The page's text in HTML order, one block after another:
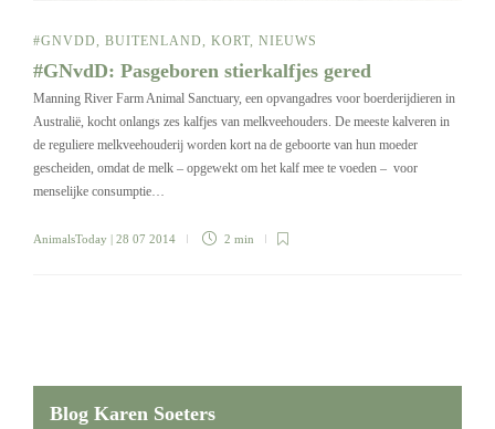
#GNVDD, BUITENLAND, KORT, NIEUWS
#GNvdD: Pasgeboren stierkalfjes gered
Manning River Farm Animal Sanctuary, een opvangadres voor boerderijdieren in
Australië, kocht onlangs zes kalfjes van melkveehouders. De meeste kalveren in
de reguliere melkveehouderij worden kort na de geboorte van hun moeder
gescheiden, omdat de melk – opgewekt om het kalf mee te voeden – voor
menselijke consumptie…
AnimalsToday | 28 07 2014 2 min
Blog Karen Soeters